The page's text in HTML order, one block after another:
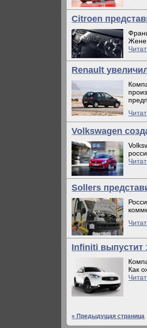
Citroen
Renault
Volkswagen
Sollers
Infiniti выпустит
Как
« Предыдущая страница